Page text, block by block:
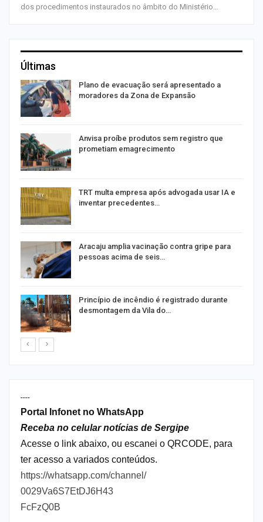
dos procedimentos instaurados no âmbito do Ministério…
Últimas
Plano de evacuação será apresentado a
moradores da Zona de Expansão
Anvisa proíbe produtos sem registro que
prometiam emagrecimento
TRT multa empresa após advogada usar IA e
inventar precedentes…
Aracaju amplia vacinação contra gripe para
pessoas acima de seis…
Princípio de incêndio é registrado durante
desmontagem da Vila do…
----
Portal Infonet no WhatsApp
Receba no celular notícias de Sergipe
Acesse o link abaixo, ou escanei o QRCODE, para
ter acesso a variados conteúdos.
https://whatsapp.com/channel/
0029Va6S7EtDJ6H43
FcFzQ0B